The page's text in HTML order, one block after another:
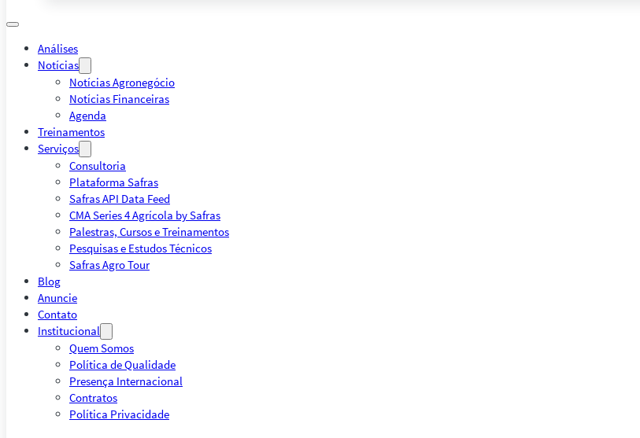
Análises
Notícias
Notícias Agronegócio
Notícias Financeiras
Agenda
Treinamentos
Serviços
Consultoria
Plataforma Safras
Safras API Data Feed
CMA Series 4 Agrícola by Safras
Palestras, Cursos e Treinamentos
Pesquisas e Estudos Técnicos
Safras Agro Tour
Blog
Anuncie
Contato
Institucional
Quem Somos
Política de Qualidade
Presença Internacional
Contratos
Política Privacidade